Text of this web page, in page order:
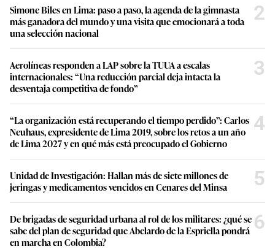
Simone Biles en Lima: paso a paso, la agenda de la gimnasta
más ganadora del mundo y una visita que emocionará a toda
una selección nacional
2
Aerolíneas responden a LAP sobre la TUUA a escalas
internacionales: “Una reducción parcial deja intacta la
desventaja competitiva de fondo”
3
“La organización está recuperando el tiempo perdido”: Carlos
Neuhaus, expresidente de Lima 2019, sobre los retos a un año
de Lima 2027 y en qué más está preocupado el Gobierno
4
Unidad de Investigación: Hallan más de siete millones de
jeringas y medicamentos vencidos en Cenares del Minsa
5
De brigadas de seguridad urbana al rol de los militares: ¿qué se
sabe del plan de seguridad que Abelardo de la Espriella pondrá
en marcha en Colombia?
6